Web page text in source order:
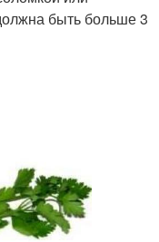
быть больше 3